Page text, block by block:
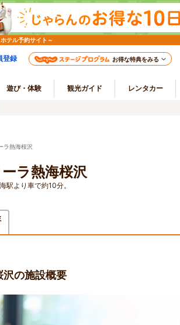
テル予約サイト～
登録 お得な特典をみる
遊び・体験 観光ガイド レンタカー
熱海桜沢
ラ熱海桜沢
駅より車で約10分。
の施設概要